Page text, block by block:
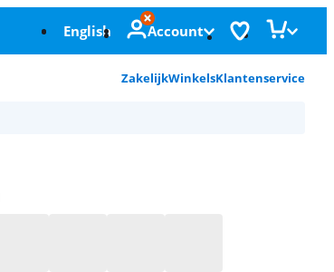
English Account
ZakelijkWinkelsKlantenservice